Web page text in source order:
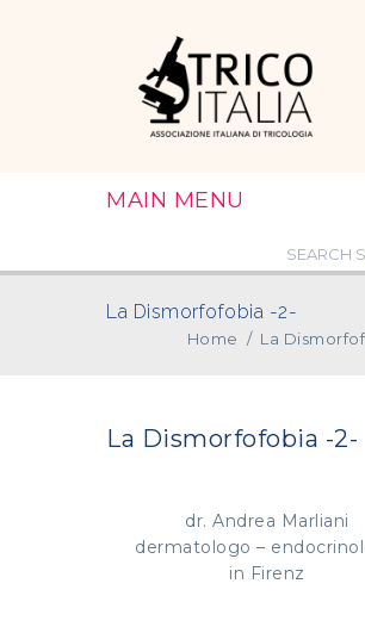
MAIN MENU
La Dismorfofobia -2-
Home / La
La Dismorfofobia -2-
dr.Andrea Marliani
dermatologo –
in Firenz